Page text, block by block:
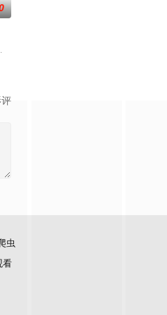
队”的
，原本以为自己可以从此吃香喝辣，一
，达到某种非凡成就，往往伴随着一种
评
虫
看